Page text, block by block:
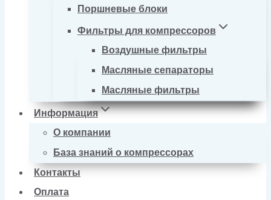
Поршневые блоки
Фильтры для компрессоров
Воздушные фильтры
Масляные сепараторы
Масляные фильтры
Информация
О компании
База знаний о компрессорах
Контакты
Оплата